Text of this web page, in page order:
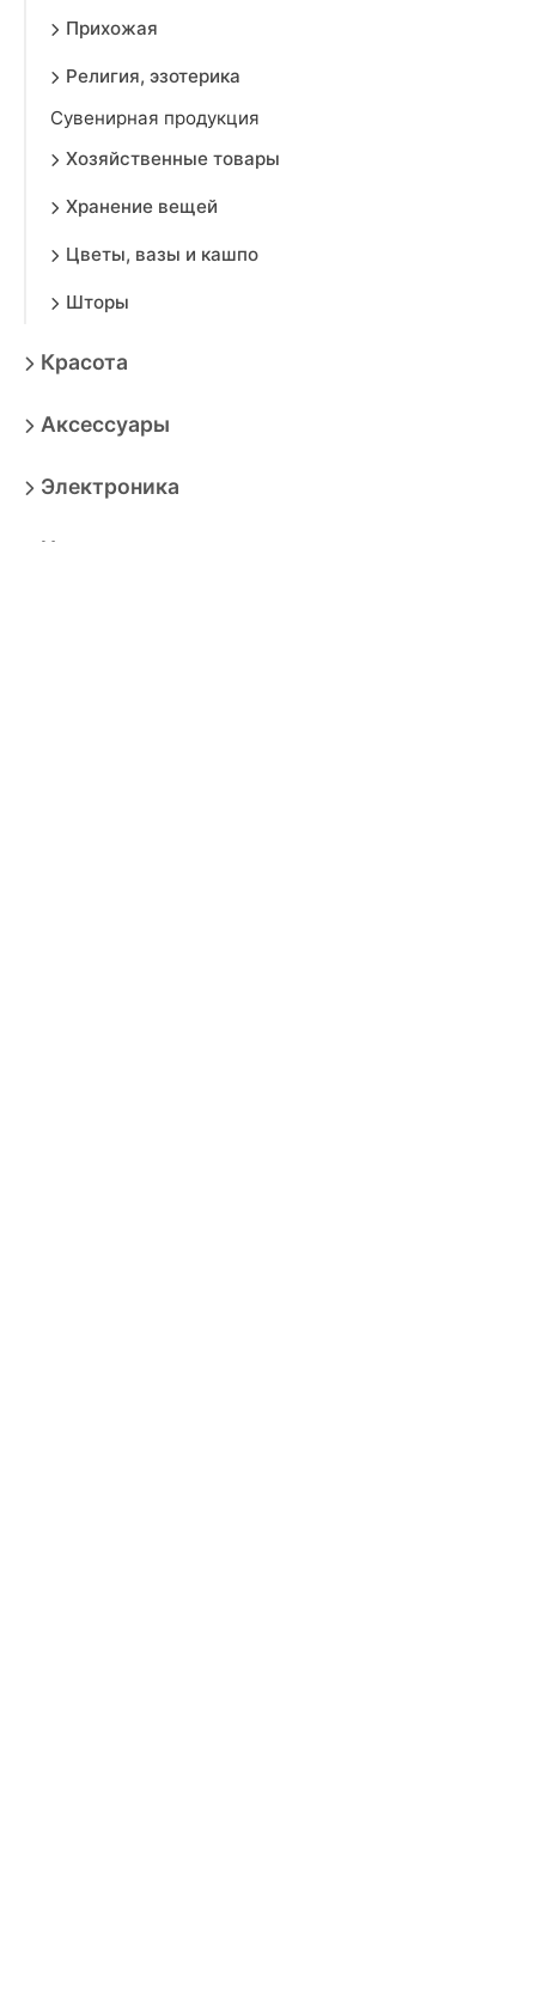
Прихожая
Религия, эзотерика
Сувенирная продукция
Хозяйственные товары
Хранение вещей
Цветы, вазы и кашпо
Шторы
Красота
Аксессуары
Электроника
Игрушки